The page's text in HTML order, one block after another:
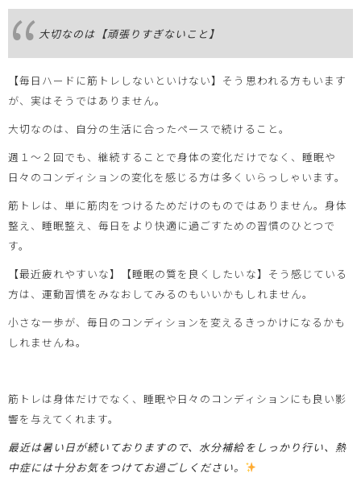
大切なのは【頑張りすぎないこと】
【毎日ハードに筋トレしないといけない】そう思われる方もいます
が、実はそうではありません。
大切なのは、自分の生活に合ったペースで続けること。
週１～２回でも、継続することで身体の変化だけでなく、睡眠や
日々のコンディションの変化を感じる方は多くいらっしゃいます。
筋トレは、単に筋肉をつけるためだけのものではありません。身体
整え、睡眠整え、毎日をより快適に過ごすための習慣のひとつで
す。
【最近疲れやすいな】【睡眠の質を良くしたいな】そう感じている
方は、運動習慣をみなおしてみるのもいいかもしれません。
小さな一歩が、毎日のコンディションを変えるきっかけになるかも
しれませんね。
筋トレは身体だけでなく、睡眠や日々のコンディションにも良い影
響を与えてくれます。
最近は暑い日が続いておりますので、水分補給をしっかり行い、熱
中症には十分お気をつけてお過ごしください。